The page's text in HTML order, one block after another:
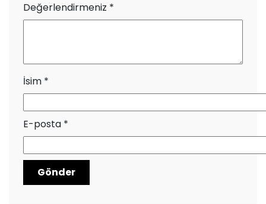
Değerlendirmeniz *
İsim *
E-posta *